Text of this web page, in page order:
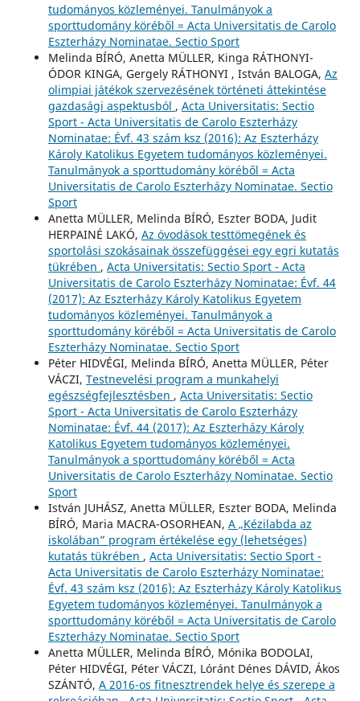
tudományos közleményei. Tanulmányok a
sporttudomány köréből = Acta Universitatis de Carolo
Eszterházy Nominatae. Sectio Sport
Melinda BÍRÓ, Anetta MÜLLER, Kinga RÁTHONYI-
ÓDOR KINGA, Gergely RÁTHONYI , István BALOGA, Az
olimpiai játékok szervezésének történeti áttekintése
gazdasági aspektusból , Acta Universitatis: Sectio
Sport - Acta Universitatis de Carolo Eszterházy
Nominatae: Évf. 43 szám ksz (2016): Az Eszterházy
Károly Katolikus Egyetem tudományos közleményei.
Tanulmányok a sporttudomány köréből = Acta
Universitatis de Carolo Eszterházy Nominatae. Sectio
Sport
Anetta MÜLLER, Melinda BÍRÓ, Eszter BODA, Judit
HERPAINÉ LAKÓ, Az óvodások testtömegének és
sportolási szokásainak összefüggései egy egri kutatás
tükrében , Acta Universitatis: Sectio Sport - Acta
Universitatis de Carolo Eszterházy Nominatae: Évf. 44
(2017): Az Eszterházy Károly Katolikus Egyetem
tudományos közleményei. Tanulmányok a
sporttudomány köréből = Acta Universitatis de Carolo
Eszterházy Nominatae. Sectio Sport
Péter HIDVÉGI, Melinda BÍRÓ, Anetta MÜLLER, Péter
VÁCZI, Testnevelési program a munkahelyi
egészségfejlesztésben , Acta Universitatis: Sectio
Sport - Acta Universitatis de Carolo Eszterházy
Nominatae: Évf. 44 (2017): Az Eszterházy Károly
Katolikus Egyetem tudományos közleményei.
Tanulmányok a sporttudomány köréből = Acta
Universitatis de Carolo Eszterházy Nominatae. Sectio
Sport
István JUHÁSZ, Anetta MÜLLER, Eszter BODA, Melinda
BÍRÓ, Maria MACRA-OSORHEAN, A „Kézilabda az
iskolában” program értékelése egy (lehetséges)
kutatás tükrében , Acta Universitatis: Sectio Sport -
Acta Universitatis de Carolo Eszterházy Nominatae:
Évf. 43 szám ksz (2016): Az Eszterházy Károly Katolikus
Egyetem tudományos közleményei. Tanulmányok a
sporttudomány köréből = Acta Universitatis de Carolo
Eszterházy Nominatae. Sectio Sport
Anetta MÜLLER, Melinda BÍRÓ, Mónika BODOLAI,
Péter HIDVÉGI, Péter VÁCZI, Lóránt Dénes DÁVID, Ákos
SZÁNTÓ, A 2016-os fitnesztrendek helye és szerepe a